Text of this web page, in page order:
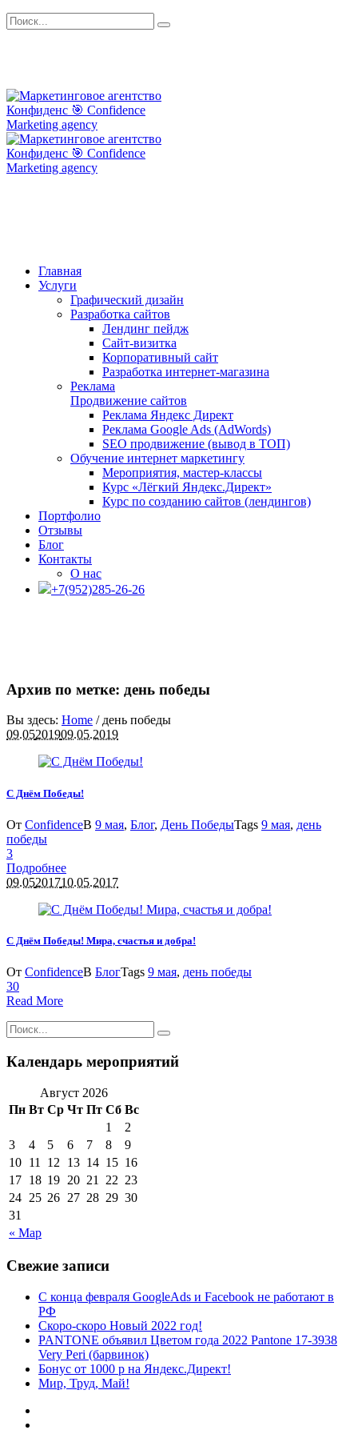
Главная
Услуги
Графический дизайн
Разработка сайтов
Лендинг пейдж
Сайт-визитка
Корпоративный сайт
Разработка интернет-магазина
Реклама
Продвижение сайтов
Реклама Яндекс Директ
Реклама Google Ads (AdWords)
SEO продвижение (вывод в ТОП)
Обучение интернет маркетингу
Мероприятия, мастер-классы
Курс «Лёгкий Яндекс.Директ»
Курс по созданию сайтов (лендингов)
Портфолио
Отзывы
Блог
Контакты
О нас
+7(952)285-26-26
Архив по метке: день победы
Вы здесь: Home /день победы
09.05201909.05.2019
С Днём Победы!
От ConfidenceВ 9 мая, Блог, День ПобедыTags 9 мая, день
победы
3
Подробнее
09.05201710.05.2017
С Днём Победы! Мира, счастья и добра!
От ConfidenceВ БлогTags 9 мая, день победы
30
Read More
Календарь мероприятий
Август 2026
Пн Вт Ср Чт Пт Сб Вс
« Мар
1
2
3
4 5 6 7 8
9
10 11 12 13 14 15 16
17 18 19 20 21 22 23
24 25 26 27 28 29 30
31
Свежие записи
С конца февраля GoogleAds и Facebook не работают в
РФ
Скоро-скоро Новый 2022 год!
PANTONE объявил Цветом года 2022 Pantone 17-3938
Very Peri (барвинок)
Бонус от 1000 р на Яндекс.Директ!
Мир, Труд, Май!